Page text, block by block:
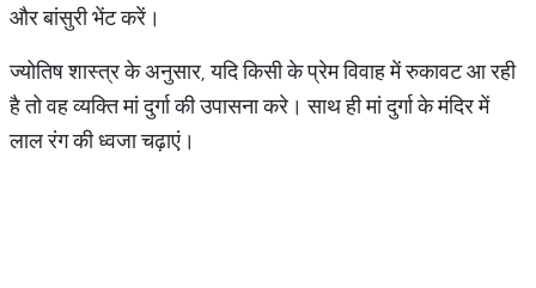
और बांसुरी भेंट करें।
ज्योतिष शास्त्र के अनुसार, यदि किसी के प्रेम विवाह में रुकावट आ रही
है तो वह व्यक्ति मां दुर्गा की उपासना करे। साथ ही मां दुर्गा के मंदिर में
लाल रंग की ध्वजा चढ़ाएं।